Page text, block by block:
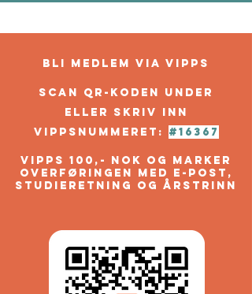
Bli medlem via vipps
Scan QR-koden under
eller skriv inn
vippsnummeret: #16367
Vipps 100,- nok og marker
overføringen med e-post,
Studieretning og årstrinn